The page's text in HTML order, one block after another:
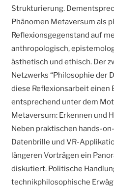
Strukturierung.
Phänomen Metaversum als
Reflexionsgegenstand auf
anthropologisch,
ästhetisch und ethisch. Der
Netzwerks “Philosophie der
diese Reflexionsarbeit einen
entsprechend unter dem
Metaversum: Erkennen und
Neben praktischen hands-
Datenbrille und VR-
längeren Vorträgen ein
diskutiert. Politische
technikphilosophische